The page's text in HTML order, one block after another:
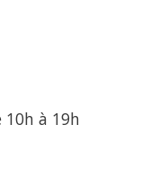
à 19h